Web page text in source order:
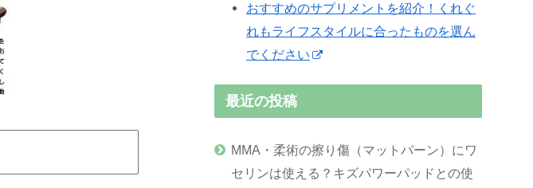
おすすめのサプリメントを紹介！くれぐ
れもライフスタイルに合ったものを選ん
でください
最近の投稿
MMA・柔術の擦り傷（マットバーン）にワ
セリンは使える？キズパワーパッドとの使